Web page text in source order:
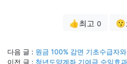
👍최고 0 😗
다음 글 : 원금 100% 감면 기초수급자
이전 글 : 청년도약계좌 기여금 수익효